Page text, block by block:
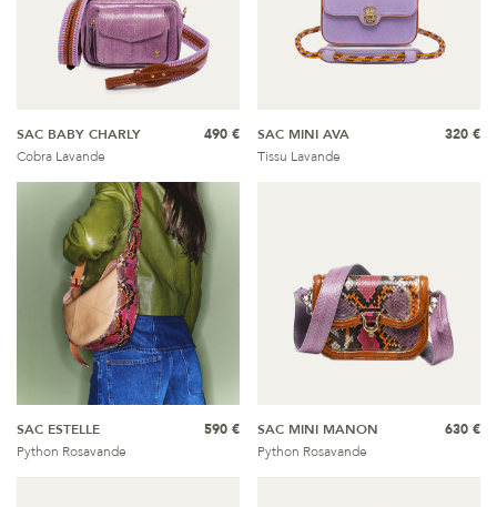
SAC BABY CHARLY
Cobra Lavande
490 €
SAC MINI AVA
Tissu Lavande
320 €
SAC ESTELLE
Python Rosavande
590 €
SAC MINI MANON
Python Rosavande
630 €